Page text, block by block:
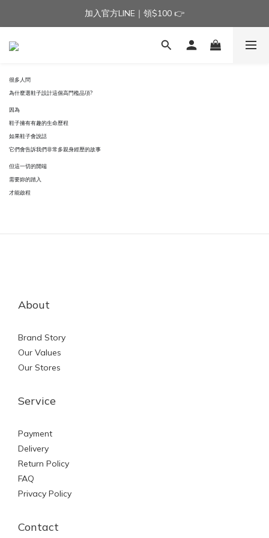
加入官方LINE｜領$100 👉
加入官方LINE｜領$100 👉
滿$3000免運費 | 滿$5000贈AISLE方塊酥髮夾乙個
很多人問
為什麼選鞋子設計這個高門檻品項?
因為
鞋子擁有有趣的生命歷程
如果鞋子會說話
它們會告訴我們非常多親身經歷的故事
但這一切的開端
需要妳的踏入
才能啟程
About
Brand Story
Our Values
Our Stores
Service
Payment
Delivery
Return Policy
FAQ
Privacy Policy
Contact